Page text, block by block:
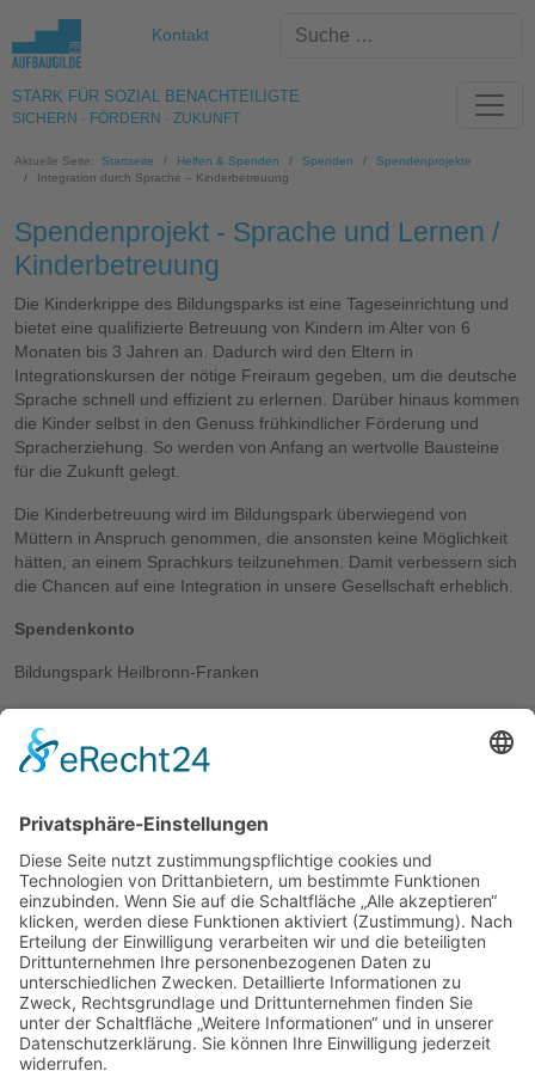
Kontakt
STARK FÜR SOZIAL BENACHTEILIGTE
SICHERN · FÖRDERN · ZUKUNFT
Aktuelle Seite: Startseite Helfen & Spenden Spenden
Spendenprojekte
Integration durch Sprache – Kinderbetreuung
Spendenprojekt - Sprache und Lernen /
Kinderbetreuung
Die Kinderkrippe des Bildungsparks ist eine Tageseinrichtung und
bietet eine qualifizierte Betreuung von Kindern im Alter von 6
Monaten bis 3 Jahren an. Dadurch wird den Eltern in
Integrationskursen der nötige Freiraum gegeben, um die deutsche
Sprache schnell und effizient zu erlernen. Darüber hinaus kommen
die Kinder selbst in den Genuss frühkindlicher Förderung und
Spracherziehung. So werden von Anfang an wertvolle Bausteine
für die Zukunft gelegt.
Die Kinderbetreuung wird im Bildungspark überwiegend von
Müttern in Anspruch genommen, die ansonsten keine Möglichkeit
hätten, an einem Sprachkurs teilzunehmen. Damit verbessern sich
die Chancen auf eine Integration in unsere Gesellschaft erheblich.
Spendenkonto
Bildungspark Heilbronn-Franken
Kreissparkasse Heilbronn, IBAN DE06 6205 0000 0000 0434 76
Stichwort:Kinderbetreuung
Info und Kontakt
Sandra Faber
Telefon: 07131 770 - 428
sandra.faber@aufbaugilde.de
Hans-Rießer-Str. 7
74076 Heilbronn
Weitere Links